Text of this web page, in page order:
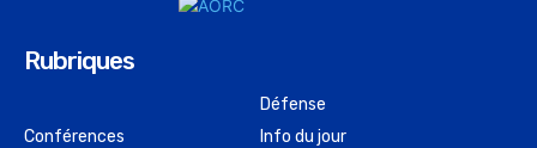
Rubriques
Conférences
Défense
Info du jour